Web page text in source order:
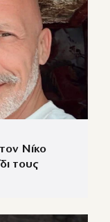
Νίκο
τους